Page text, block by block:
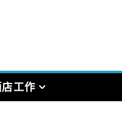
工作